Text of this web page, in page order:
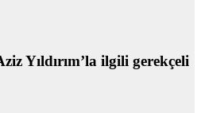
Yıldırım’la ilgili gerekçeli